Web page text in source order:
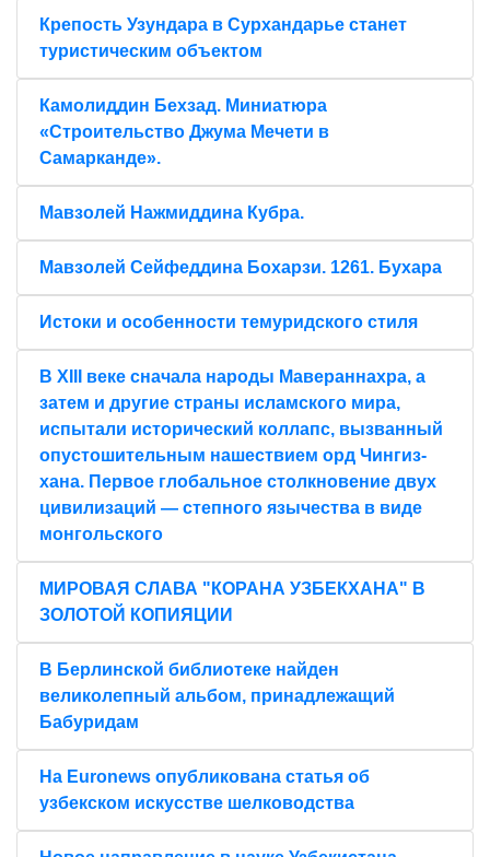
Крепость Узундара в Сурхандарье станет
туристическим объектом
Камолиддин Бехзад. Миниатюра
«Строительство Джума Мечети в
Самарканде».
Мавзолей Нажмиддина Кубра.
Мавзолей Сейфеддина Бохарзи. 1261. Бухара
Истоки и особенности темуридского стиля
В XIII веке сначала народы Мавераннахра, а
затем и другие страны исламского мира,
испытали исторический коллапс, вызванный
опустошительным нашествием орд Чингиз-
хана. Первое глобальное столкновение двух
цивилизаций — степного язычества в виде
монгольского
МИРОВАЯ СЛАВА "КОРАНА УЗБЕКХАНА" В
ЗОЛОТОЙ КОПИЯЦИИ
В Берлинской библиотеке найден
великолепный альбом, принадлежащий
Бабуридам
На Euronews опубликована статья об
узбекском искусстве шелководства